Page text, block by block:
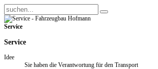
Service
Service
Idee
Sie haben die Verantwortung für den Transport